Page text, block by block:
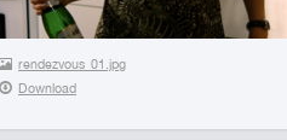
rendezvous_01.jpg
Download